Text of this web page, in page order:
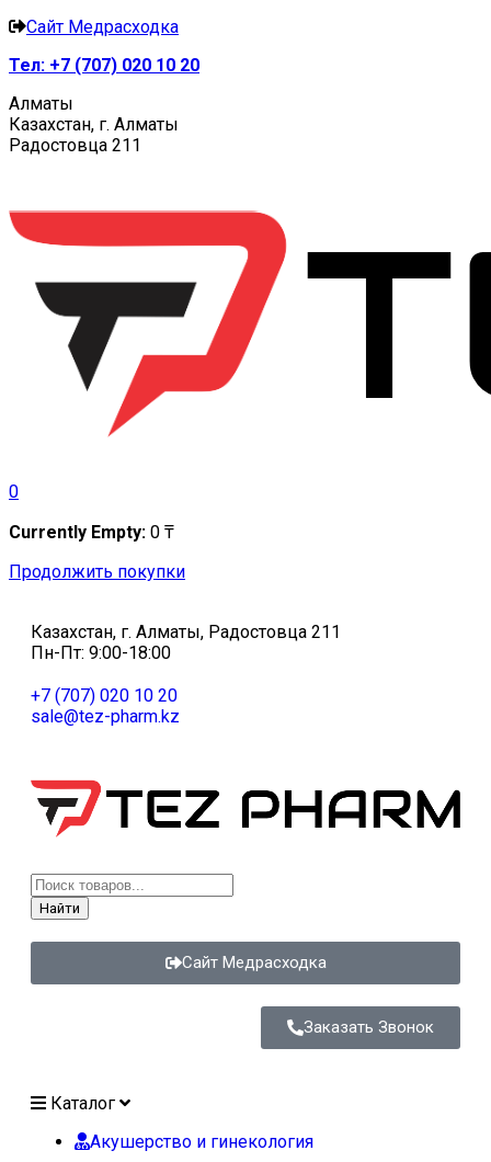
Сайт Медрасходка
Тел: +7 (707) 020 10 20
Алматы
Казахстан, г. Алматы
Радостовца 211
0
Currently Empty: 0 ₸
Продолжить покупки
Казахстан, г. Алматы, Радостовца 211
Пн-Пт: 9:00-18:00
+7 (707) 020 10 20
sale@tez-pharm.kz
Найти
Сайт Медрасходка
Заказать Звонок
Каталог
Акушерство и гинекология